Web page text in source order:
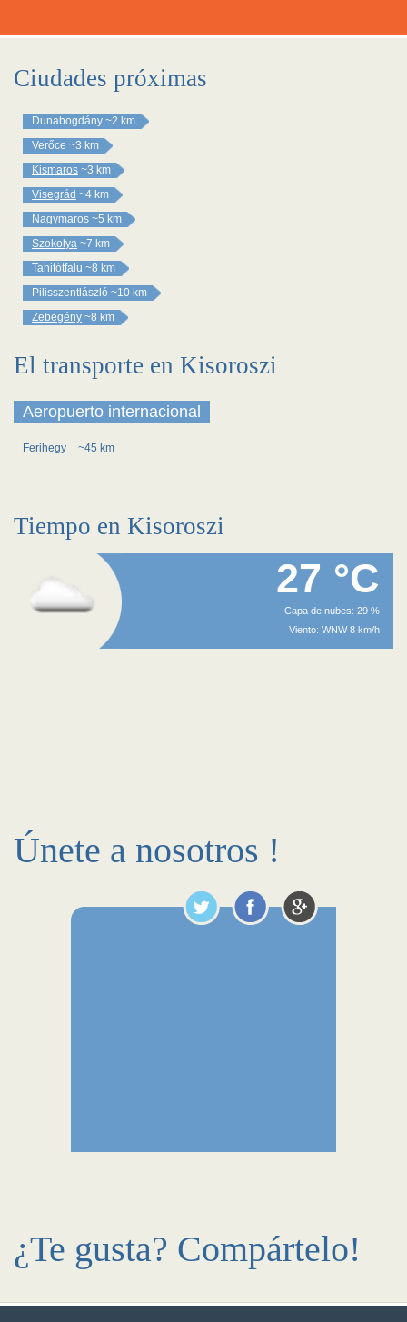
Ciudades próximas
Dunabogdány ~2 km
Verőce ~3 km
Kismaros ~3 km
Visegrád ~4 km
Nagymaros ~5 km
Szokolya ~7 km
Tahitótfalu ~8 km
Pilisszentlászló ~10 km
Zebegény ~8 km
El transporte en Kisoroszi
Aeropuerto internacional
Ferihegy ~45 km
Tiempo en Kisoroszi
27 °C
Capa de nubes: 29 %
Viento: WNW 8 km/h
Únete a nosotros !
¿Te gusta? Compártelo!